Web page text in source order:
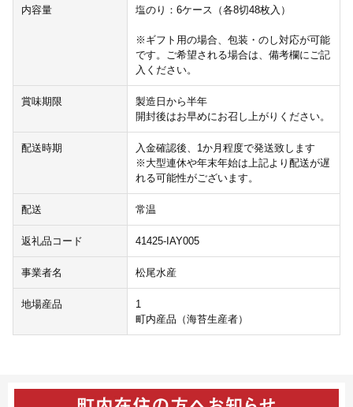
内容量 塩のり：6ケース（各8切48枚入）
※ギフト用の場合、包装・のし対応が可能
です。ご希望される場合は、備考欄にご記
入ください。
賞味期限
製造日から半年
開封後はお早めにお召し上がりください。
配送時期
入金確認後、1か月程度で発送致します
※大型連休や年末年始は上記より配送が遅
れる可能性がございます。
配送 常温
返礼品コード 41425-IAY005
事業者名 松尾水産
地場産品
1
町内産品（海苔生産者）